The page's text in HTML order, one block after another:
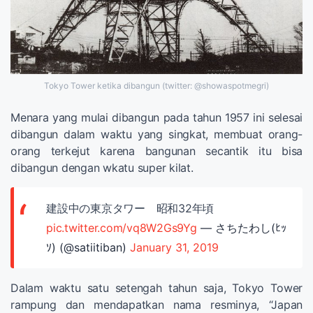
Tokyo Tower ketika dibangun (twitter: @showaspotmegri)
Menara yang mulai dibangun pada tahun 1957 ini selesai
dibangun dalam waktu yang singkat, membuat orang-
orang terkejut karena bangunan secantik itu bisa
dibangun dengan wkatu super kilat.
建設中の東京タワー 昭和32年頃
pic.twitter.com/vq8W2Gs9Yg — さちたわし(ﾋｯ
ｿ) (@satiitiban) January 31, 2019
Dalam waktu satu setengah tahun saja, Tokyo Tower
rampung dan mendapatkan nama resminya, “Japan